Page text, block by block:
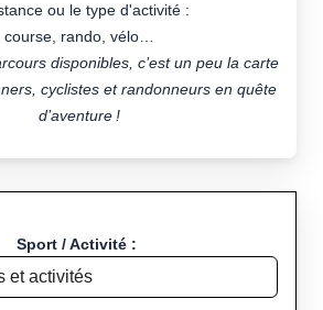
ou le type d'activité :
course, rando, vélo…
disponibles, c’est un peu la carte
cyclistes et randonneurs en quête
d’aventure !
Sport / Activité :